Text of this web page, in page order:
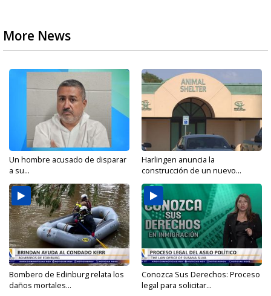
More News
Un hombre acusado de disparar
a su...
Harlingen anuncia la
construcción de un nuevo...
Bombero de Edinburg relata los
daños mortales...
Conozca Sus Derechos: Proceso
legal para solicitar...